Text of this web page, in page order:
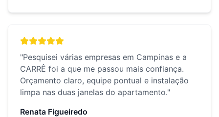
"Pesquisei várias empresas em Campinas e a
CARRÊ foi a que me passou mais confiança.
Orçamento claro, equipe pontual e instalação
limpa nas duas janelas do apartamento."
Renata Figueiredo